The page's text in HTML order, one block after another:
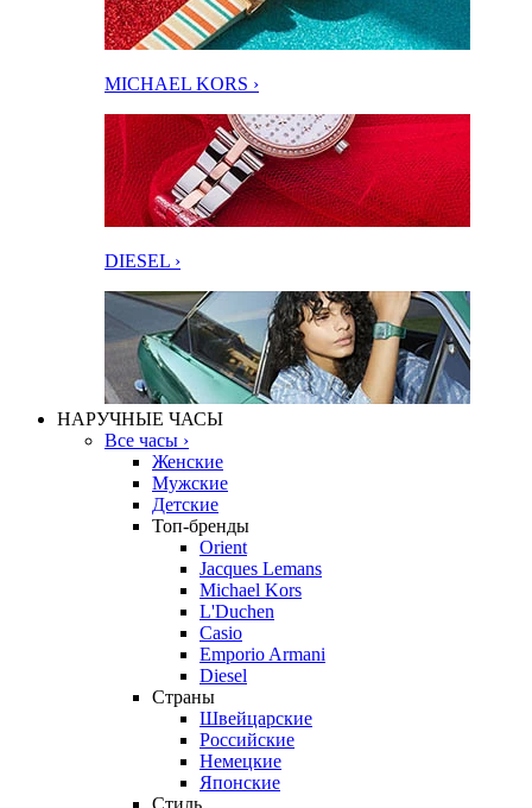
MICHAEL KORS ›
DIESEL ›
НАРУЧНЫЕ ЧАСЫ
Все часы ›
Женские
Мужские
Детские
Топ-бренды
Orient
Jacques Lemans
Michael Kors
L'Duchen
Casio
Emporio Armani
Diesel
Страны
Швейцарские
Российские
Немецкие
Японские
Стиль